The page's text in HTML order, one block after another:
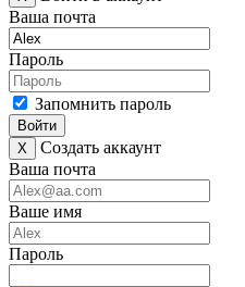
Ваша почта
Пароль
Запомнить пароль
Войти
X
Создать аккаунт
Ваша почта
Ваше имя
Пароль